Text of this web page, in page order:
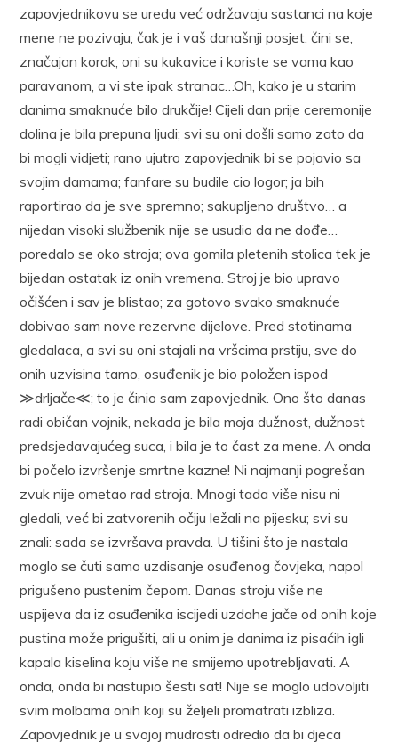
zapovjednikovu se uredu već održavaju sastanci na koje
mene ne pozivaju; čak je i vaš današnji posjet, čini se,
značajan korak; oni su kukavice i koriste se vama kao
paravanom, a vi ste ipak stranac…Oh, kako je u starim
danima smaknuće bilo drukčije! Cijeli dan prije ceremonije
dolina je bila prepuna ljudi; svi su oni došli samo zato da
bi mogli vidjeti; rano ujutro zapovjednik bi se pojavio sa
svojim damama; fanfare su budile cio logor; ja bih
raportirao da je sve spremno; sakupljeno društvo… a
nijedan visoki službenik nije se usudio da ne dođe…
poredalo se oko stroja; ova gomila pletenih stolica tek je
bijedan ostatak iz onih vremena. Stroj je bio upravo
očišćen i sav je blistao; za gotovo svako smaknuće
dobivao sam nove rezervne dijelove. Pred stotinama
gledalaca, a svi su oni stajali na vršcima prstiju, sve do
onih uzvisina tamo, osuđenik je bio položen ispod
≫drljače≪; to je činio sam zapovjednik. Ono što danas
radi običan vojnik, nekada je bila moja dužnost, dužnost
predsjedavajućeg suca, i bila je to čast za mene. A onda
bi počelo izvršenje smrtne kazne! Ni najmanji pogrešan
zvuk nije ometao rad stroja. Mnogi tada više nisu ni
gledali, već bi zatvorenih očiju ležali na pijesku; svi su
znali: sada se izvršava pravda. U tišini što je nastala
moglo se čuti samo uzdisanje osuđenog čovjeka, napol
prigušeno pustenim čepom. Danas stroju više ne
uspijeva da iz osuđenika iscijedi uzdahe jače od onih koje
pustina može prigušiti, ali u onim je danima iz pisaćih igli
kapala kiselina koju više ne smijemo upotrebljavati. A
onda, onda bi nastupio šesti sat! Nije se moglo udovoljiti
svim molbama onih koji su željeli promatrati izbliza.
Zapovjednik je u svojoj mudrosti odredio da bi djeca